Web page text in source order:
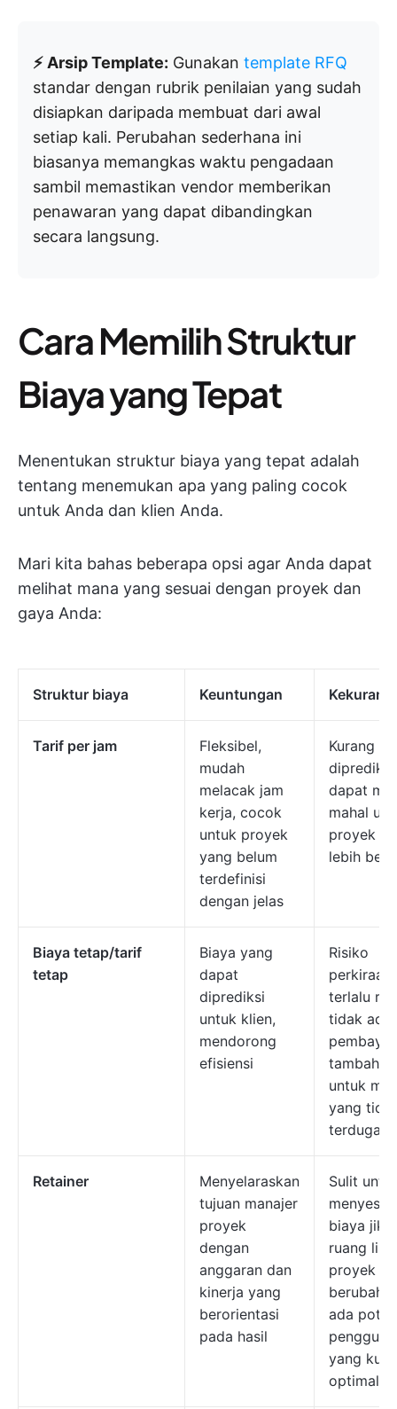
⚡ Arsip Template: Gunakan template RFQ
standar dengan rubrik penilaian yang sudah
disiapkan daripada membuat dari awal
setiap kali. Perubahan sederhana ini
biasanya memangkas waktu pengadaan
sambil memastikan vendor memberikan
penawaran yang dapat dibandingkan
secara langsung.
Cara Memilih Struktur
Biaya yang Tepat
Menentukan struktur biaya yang tepat adalah
tentang menemukan apa yang paling cocok
untuk Anda dan klien Anda.
Mari kita bahas beberapa opsi agar Anda dapat
melihat mana yang sesuai dengan proyek dan
gaya Anda:
Struktur biaya Keuntungan
Tarif per jam
Fleksibel,
mudah
melacak jam
kerja, cocok
untuk proyek
yang belum
terdefinisi
dengan jelas
Kurang
diprediksi,
dapat
mahal
proyek
lebih
Biaya tetap/tarif
tetap
Biaya yang
dapat
diprediksi
untuk klien,
mendorong
efisiensi
Risiko
perkiraan
terlalu
tidak ada
tambahan
untuk
yang
terduga
Retainer
Menyelaraskan
tujuan manajer
proyek
dengan
anggaran dan
kinerja yang
berorientasi
pada hasil
Sulit
biaya jika
ruang
proyek
berubah,
ada
yang
optimal